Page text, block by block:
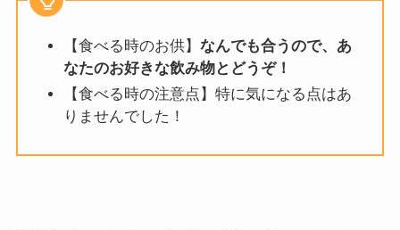
【食べる時のお供】 なんでも合うので、あ
なたのお好きな飲み物とどうぞ！
【食べる時の注意点】特に気になる点はあ
りませんでした！